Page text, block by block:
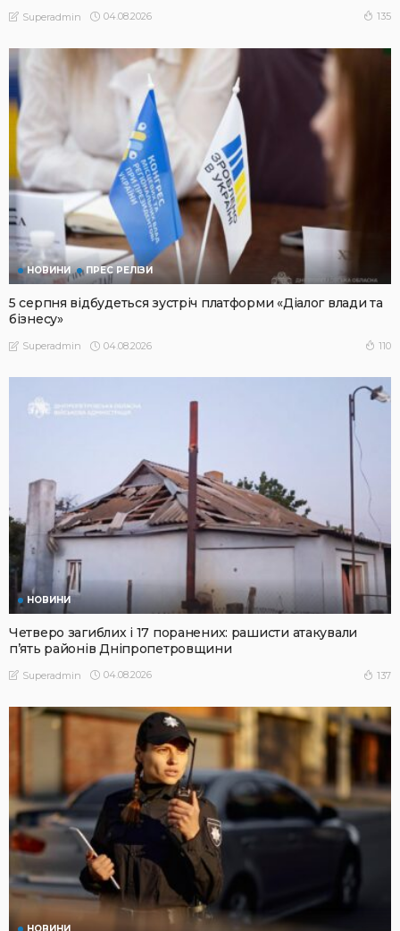
Superadmin 04.08.2026 135
НОВИНИ ПРЕС РЕЛІЗИ
5 серпня відбудеться зустріч платформи «Діалог влади та
бізнесу»
Superadmin 04.08.2026 110
НОВИНИ
Четверо загиблих і 17 поранених: рашисти атакували
п’ять районів Дніпропетровщини
Superadmin 04.08.2026 137